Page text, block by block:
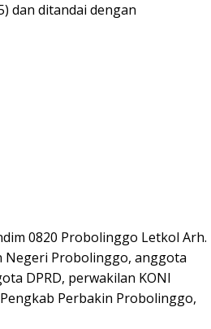
dan ditandai dengan
0820 Probolinggo Letkol Arh.
Negeri Probolinggo, anggota
DPRD, perwakilan KONI
Perbakin Probolinggo,